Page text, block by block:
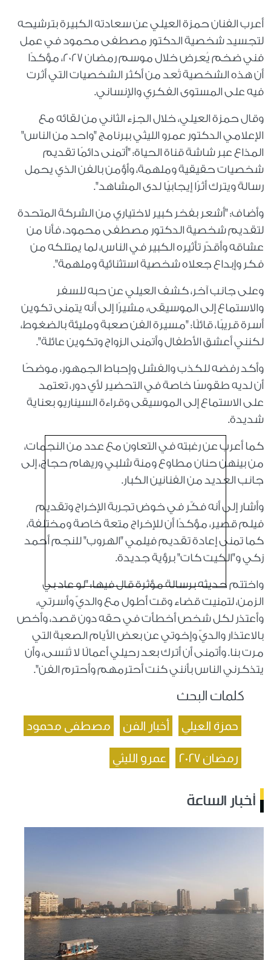
أعرب الفنان حمزة العيلي عن سعادته الكبيرة بترشيحه
لتجسيد شخصية الدكتور مصطفى محمود في عمل
فني ضخم يُعرض خلال موسم رمضان 2027، مؤكدًا
أن هذه الشخصية تُعد من أكثر الشخصيات التي أثرت
فيه على المستوى الفكري والإنساني.
وقال حمزة العيلي، خلال الجزء الثاني من لقائه مع
الإعلامي الدكتور عمرو الليثي ببرنامج "واحد من الناس"
المذاع عبر شاشة قناة الحياة: "أتمنى دائمًا تقديم
شخصيات حقيقية وملهمة، وأؤمن بالفن الذي يحمل
رسالة ويترك أثرًا إيجابيًا لدى المشاهد".
وأضاف: "أشعر بفخر كبير لاختياري من الشركة المتحدة
لتقديم شخصية الدكتور مصطفى محمود، فأنا من
عشاقه وأقدّر تأثيره الكبير في الناس، لما يمتلكه من
فكر وإبداع جعلاه شخصية استثنائية وملهمة".
وعلى جانب آخر، كشف العيلي عن حبه للسفر
والاستماع إلى الموسيقى، مشيرًا إلى أنه يتمنى تكوين
أسرة قريبًا، قائلًا: "مسيرة الفن صعبة ومليئة بالضغوط،
لكنني أعشق الأطفال وأتمنى الزواج وتكوين عائلة".
وأكد رفضه للكذب والفشل وإحباط الجمهور، موضحًا
أن لديه طقوسًا خاصة في التحضير لأي دور، تعتمد
على الاستماع إلى الموسيقى وقراءة السيناريو بعناية
شديدة.
كما أعرب عن رغبته في التعاون مع عدد من النجمات،
من بينهن حنان مطاوع ومنة شلبي وريهام حجاج، إلى
جانب العديد من الفنانين الكبار.
وأشار إلى أنه فكّر في خوض تجربة الإخراج وتقديم
فيلم قصير، مؤكدًا أن للإخراج متعة خاصة ومختلفة،
كما تمنى إعادة تقديم فيلمي "الهروب" للنجم أحمد
زكي و"الكيت كات" برؤية جديدة.
واختتم حديثه برسالة مؤثرة قال فيها: "لو عاد بي
الزمن، لتمنيت قضاء وقت أطول مع والديّ وأسرتي،
وأعتذر لكل شخص أخطأت في حقه دون قصد، وأخص
بالاعتذار والديّ وإخوتي عن بعض الأيام الصعبة التي
مرت بنا. وأتمنى أن أترك بعد رحيلي أعمالًا لا تُنسى، وأن
يتذكرني الناس بأنني كنت أحترمهم وأحترم الفن".
كلمات البحث
حمزة العيلي أخبار الفن مصطفى محمود
رمضان ٢٠٢٧ عمرو الليثي
أخبار الساعة